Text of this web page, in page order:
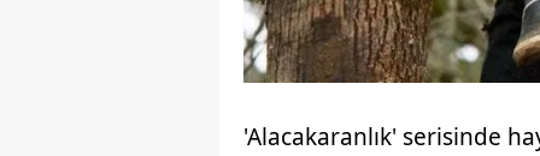
'Alacakaranlık' serisinde